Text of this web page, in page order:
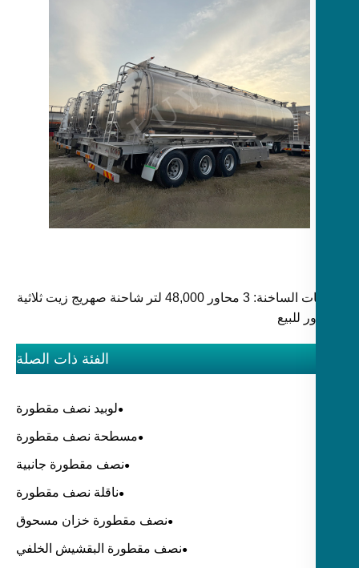
الكلمات الساخنة: 3 محاور 48,000 لتر شاحنة صهريج زيت ثلاثية
الفئة ذات الصلة
لوبيد نصف مقطورة
مسطحة نصف مقطورة
نصف مقطورة جانبية
ناقلة نصف مقطورة
نصف مقطورة خزان مسحوق
نصف مقطورة البقشيش الخلفي